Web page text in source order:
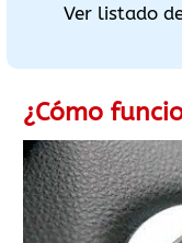
Ver listado
¿Cómo